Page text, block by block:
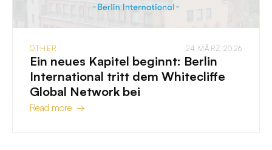
OTHER 24 MÄRZ 2026
Ein neues Kapitel beginnt: Berlin
International tritt dem Whitecliffe
Global Network bei
Read more →